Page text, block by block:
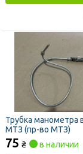
Трубка манометра
МТЗ (пр-во МТЗ)
75 ₴ в наличии